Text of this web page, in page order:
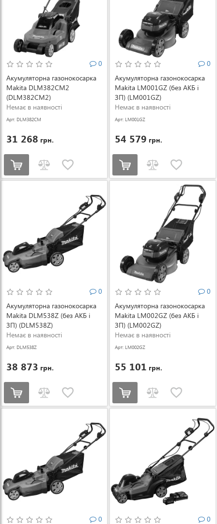
0
Акумуляторна газонокосарка
Makita DLM382CM2
(DLM382CM2)
Немає в наявності
Арт: DLM382CM
31 268 грн.
0
Акумуляторна газонокосарка
Makita LM001GZ (без АКБ і
ЗП) (LM001GZ)
Немає в наявності
Арт: LM001GZ
54 579 грн.
0
Акумуляторна газонокосарка
Makita DLM538Z (без АКБ і
ЗП) (DLM538Z)
Немає в наявності
Арт: DLM538Z
38 873 грн.
0
Акумуляторна газонокосарка
Makita LM002GZ (без АКБ і
ЗП) (LM002GZ)
Немає в наявності
Арт: LM002GZ
55 101 грн.
0
0